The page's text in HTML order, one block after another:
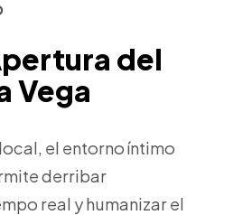
del
Vega
el entorno íntimo
derribar
real y humanizar el